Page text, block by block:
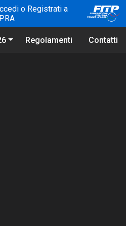
o Registrati a
Regolamenti Contatti